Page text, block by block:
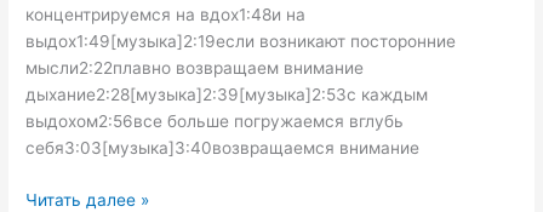
концентрируемся на вдох1:48и на
выдох1:49[музыка]2:19если возникают посторонние
мысли2:22плавно возвращаем внимание
дыхание2:28[музыка]2:39[музыка]2:53с каждым
выдохом2:56все больше погружаемся вглубь
себя3:03[музыка]3:40возвращаемся внимание
Медитация
Читать далее »